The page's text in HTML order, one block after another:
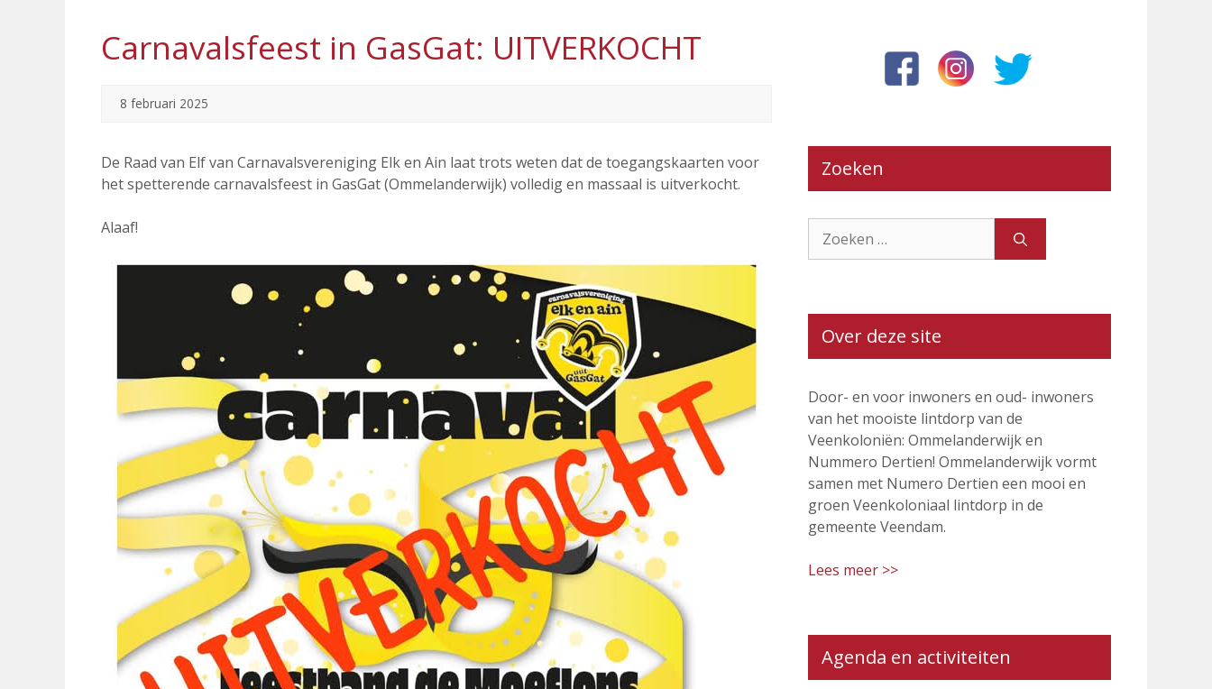
Carnavalsfeest in GasGat: UITVERKOCHT
8 februari 2025
De Raad van Elf van Carnavalsvereniging Elk en Ain laat trots weten dat de toegangskaarten voor
het spetterende carnavalsfeest in GasGat (Ommelanderwijk) volledig en massaal is uitverkocht.
Alaaf!
Zoeken
naar:
Over deze site
Door- en voor inwoners en oud- inwoners
van het mooiste lintdorp van de
Veenkoloniën: Ommelanderwijk en
Nummero Dertien! Ommelanderwijk vormt
samen met Numero Dertien een mooi en
groen Veenkoloniaal lintdorp in de
gemeente Veendam.
Lees meer >>
Agenda en activiteiten